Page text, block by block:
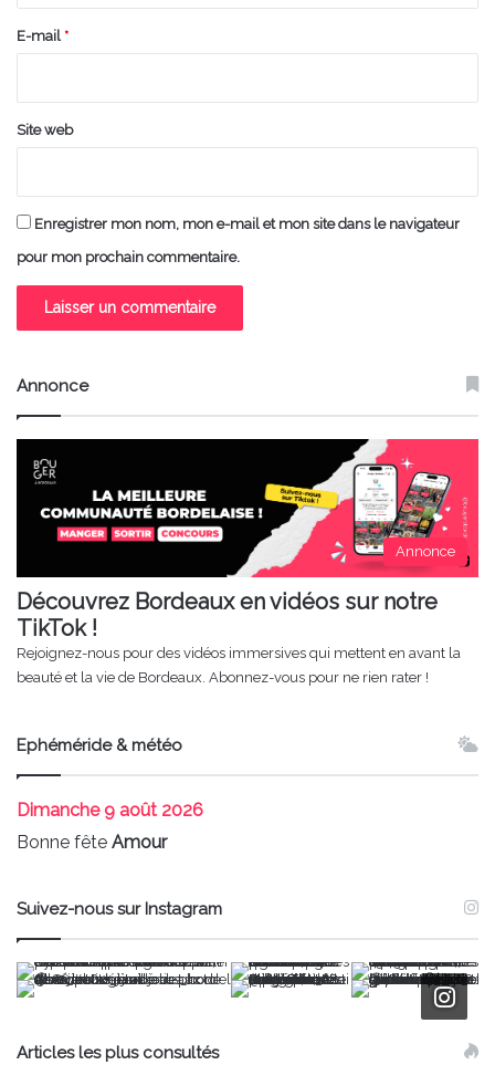
e
E-mail *
Site web
Enregistrer mon nom, mon e-mail et mon site dans le navigateur
pour mon prochain commentaire.
Annonce
Annonce
Découvrez Bordeaux en vidéos sur notre
TikTok !
Rejoignez-nous pour des vidéos immersives qui mettent en avant la
beauté et la vie de Bordeaux. Abonnez-vous pour ne rien rater !
Ephéméride & météo
Dimanche9 août 2026
Bonne fête Amour
Suivez-nous sur Instagram
Articles les plus consultés